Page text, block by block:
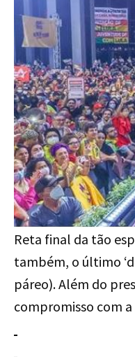
Reta final da tão
também, o último
páreo). Além do
compromisso com